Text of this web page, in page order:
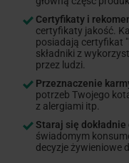
Certyfikaty i
certyfikaty jakość.
posiadają certyfikat
składniki z
przez ludzi.
Przeznaczenie
potrzeb Twojego
z alergiami itp.
Staraj się
świadomym
decyzje żywieniowe